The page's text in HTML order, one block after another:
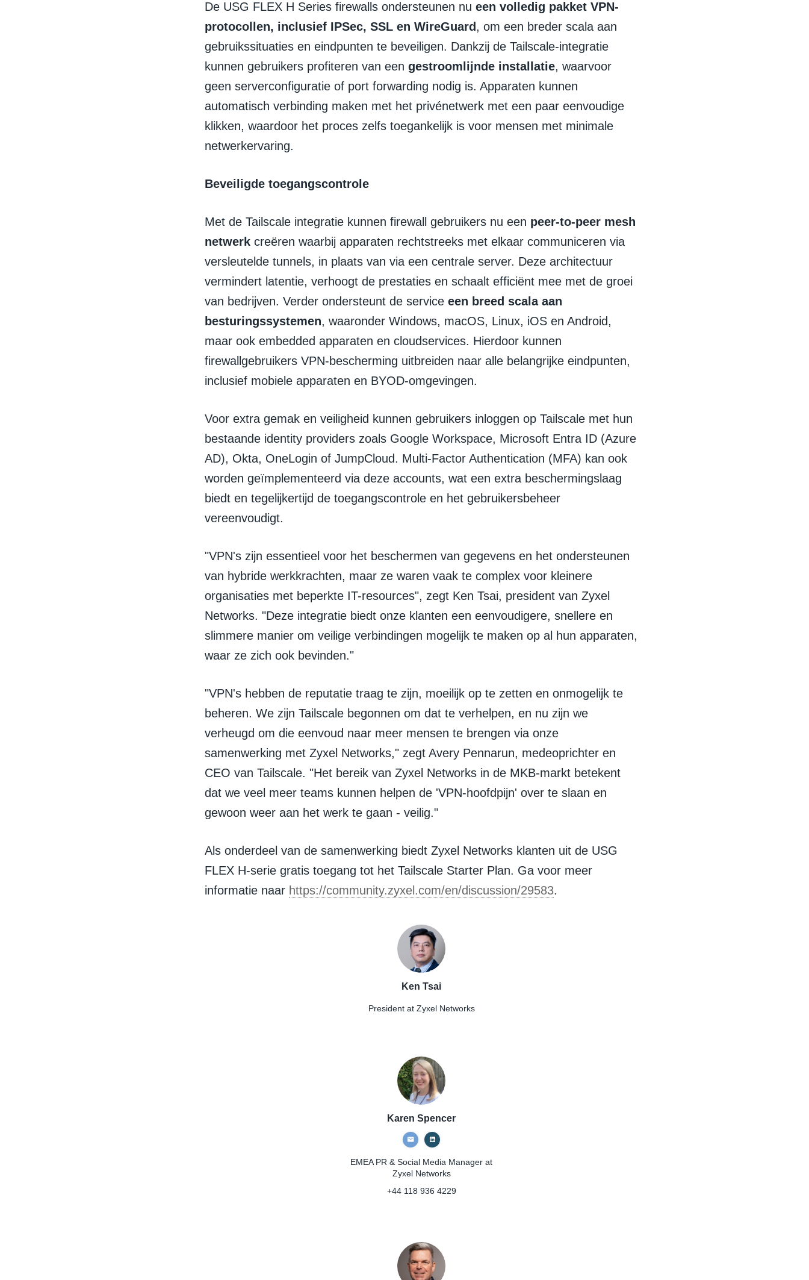
De USG FLEX H Series firewalls ondersteunen nu een volledig pakket VPN-
protocollen, inclusief IPSec, SSL en WireGuard , om een breder scala aan
gebruikssituaties en eindpunten te beveiligen. Dankzij de Tailscale-integratie
kunnen gebruikers profiteren van een gestroomlijnde installatie, waarvoor
geen serverconfiguratie of port forwarding nodig is. Apparaten kunnen
automatisch verbinding maken met het privénetwerk met een paar eenvoudige
klikken, waardoor het proces zelfs toegankelijk is voor mensen met minimale
netwerkervaring.
Beveiligde toegangscontrole
Met de Tailscale integratie kunnen firewall gebruikers nu een peer-to-peer mesh
netwerk creëren waarbij apparaten rechtstreeks met elkaar communiceren via
versleutelde tunnels, in plaats van via een centrale server. Deze architectuur
vermindert latentie, verhoogt de prestaties en schaalt efficiënt mee met de groei
van bedrijven. Verder ondersteunt de service een breed scala aan
besturingssystemen, waaronder Windows, macOS, Linux, iOS en Android,
maar ook embedded apparaten en cloudservices. Hierdoor kunnen
firewallgebruikers VPN-bescherming uitbreiden naar alle belangrijke eindpunten,
inclusief mobiele apparaten en BYOD-omgevingen.
Voor extra gemak en veiligheid kunnen gebruikers inloggen op Tailscale met hun
bestaande identity providers zoals Google Workspace, Microsoft Entra ID (Azure
AD), Okta, OneLogin of JumpCloud. Multi-Factor Authentication (MFA) kan ook
worden geïmplementeerd via deze accounts, wat een extra beschermingslaag
biedt en tegelijkertijd de toegangscontrole en het gebruikersbeheer
vereenvoudigt.
"VPN's zijn essentieel voor het beschermen van gegevens en het ondersteunen
van hybride werkkrachten, maar ze waren vaak te complex voor kleinere
organisaties met beperkte IT-resources", zegt Ken Tsai, president van Zyxel
Networks. "Deze integratie biedt onze klanten een eenvoudigere, snellere en
slimmere manier om veilige verbindingen mogelijk te maken op al hun apparaten,
waar ze zich ook bevinden."
"VPN's hebben de reputatie traag te zijn, moeilijk op te zetten en onmogelijk te
beheren. We zijn Tailscale begonnen om dat te verhelpen, en nu zijn we
verheugd om die eenvoud naar meer mensen te brengen via onze
samenwerking met Zyxel Networks," zegt Avery Pennarun, medeoprichter en
CEO van Tailscale. "Het bereik van Zyxel Networks in de MKB-markt betekent
dat we veel meer teams kunnen helpen de 'VPN-hoofdpijn' over te slaan en
gewoon weer aan het werk te gaan - veilig."
Als onderdeel van de samenwerking biedt Zyxel Networks klanten uit de USG
FLEX H-serie gratis toegang tot het Tailscale Starter Plan. Ga voor meer
informatie naar https://community.zyxel.com/en/discussion/29583.
Ken Tsai
Presidentat Zyxel Networks
Karen Spencer
EMEA PR & Social Media Manager at
Zyxel Networks
+44 118 936 4229